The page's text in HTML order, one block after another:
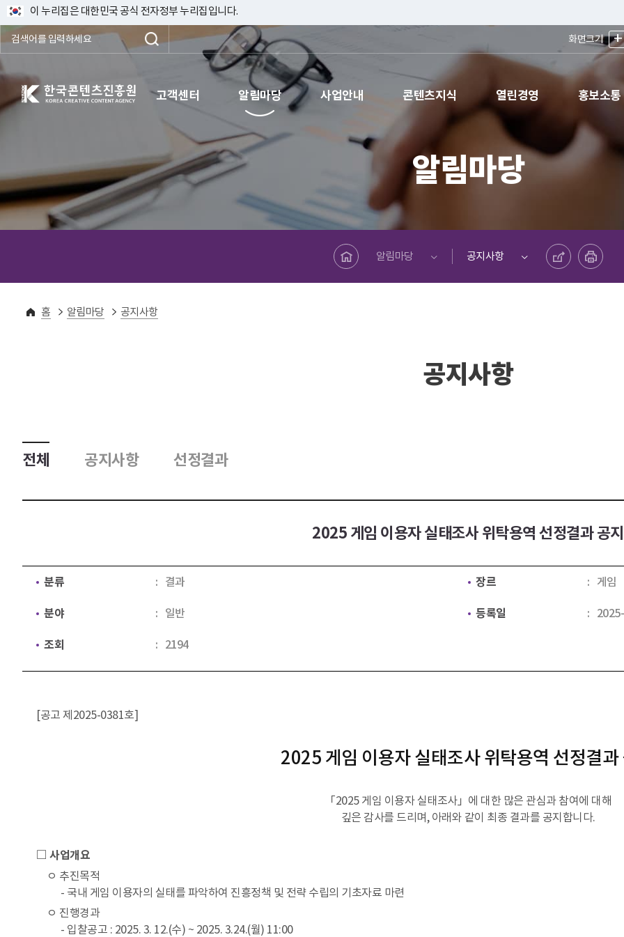
이 누리집은 대한민국 공식 전자정부 누리집입니다.
화면크기 +
한국콘텐츠진흥원 KOREA CREATIVE CONTENT AGENCY 고객센터 알림마당 사업안내 콘텐츠지식 열린경영 홍보소통
알림마당
메인페이지로 바로가기
알림마당
공지사항
공유하기 프린트하기
홈 알림마당 공지사항
공지사항
전체 공지사항 선정결과
2025 게임 이용자 실태조사 위탁용역 선정결과 공지
분류 결과 장르 게임
분야 일반 등록일
조회 2194
[공고 제2025-0381호]
2025 게임 이용자 실태조사 위탁용역 선정결과
「2025 게임 이용자 실태조사」에 대한 많은 관심과 참여에 대해
깊은 감사를 드리며, 아래와 같이 최종 결과를 공지합니다.
□ 사업개요
ㅇ 추진목적
- 국내 게임 이용자의 실태를 파악하여 진흥정책 및 전략 수립의 기초자료 마련
ㅇ 진행경과
- 입찰공고 : 2025. 3. 12.(수) ~ 2025. 3.24.(월) 11:00